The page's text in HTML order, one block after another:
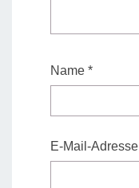
Name *
E-Mail-Adresse